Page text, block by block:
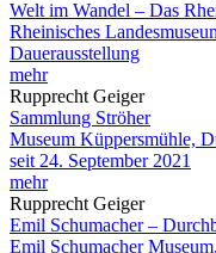
Welt im Wandel – Das
Rheinisches
Dauerausstellung
mehr
Rupprecht Geiger
Sammlung Ströher
Museum Küppersmühle,
seit 24. September 2021
mehr
Rupprecht Geiger
Emil Schumacher –
Emil Schumacher